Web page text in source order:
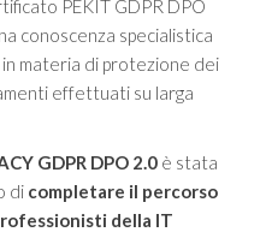
PEKIT GDPR DPO
conoscenza specialistica
materia di protezione dei
effettuati su larga
GDPR DPO 2.0è stata
di completare il percorso
della IT